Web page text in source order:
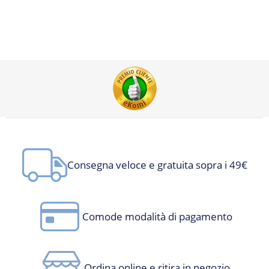
Consegna veloce e gratuita sopra i 49€
Comode modalità di pagamento